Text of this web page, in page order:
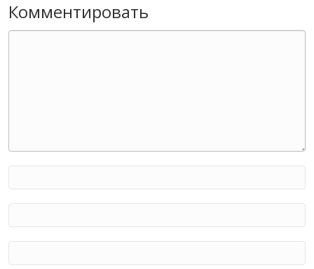
Комментировать